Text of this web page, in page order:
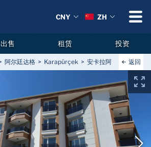
阿尔廷达格 Karapürçek 安卡拉阿尔特达格（
返回
CNY ZH
出售 租赁 投资